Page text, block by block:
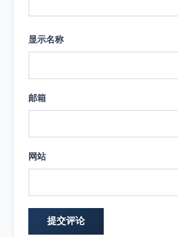
显示名称
邮箱
网站